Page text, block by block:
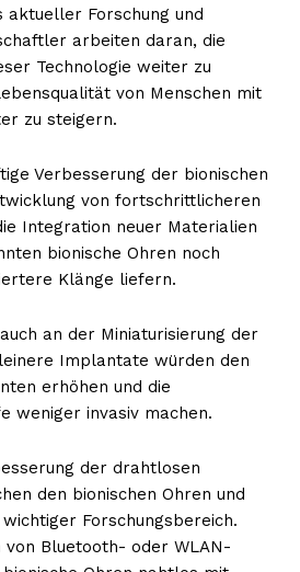
aktueller Forschung und
arbeiten daran, die
Technologie weiter zu
von Menschen mit
zu steigern.
Verbesserung der bionischen
von fortschrittlicheren
Integration neuer Materialien
bionische Ohren noch
Klänge liefern.
an der Miniaturisierung der
Implantate würden den
erhöhen und die
weniger invasiv machen.
der drahtlosen
den bionischen Ohren und
Forschungsbereich.
Bluetooth- oder WLAN-